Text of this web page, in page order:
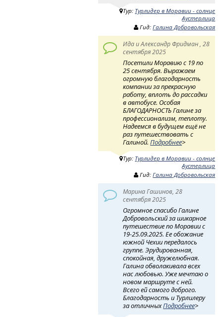
Тур: Турлидер в Моравии - солнце
Аустерлица
Гид:Галина Добровольская
Ида и Александр Фридман , 28
сентября 2025
Посетили Моравию с 19 по
25 сентября. Выражаем
огромную благодарность
компании за прекрасную
работу, вплоть до рассадки
в автобусе. Особая
БЛАГОДАРНОСТЬ Галине за
профессионализм, теплоту.
Надеемся в будущем ещё не
раз путешествовать с
Галиной.Подробнее>
Тур: Турлидер в Моравии - солнце
Аустерлица
Гид:Галина Добровольская
Марина Гашинов, 28
сентября 2025
Огромное спасибо Галине
Добровольский за шикарное
путешествие по Моравии с
19-25.09.2025. Ее обожание
южной Чехии передалось
группе. Эрудированная,
спокойная, дружелюбная.
Галина обволакивала всех
нас любовью. Уже мечтаю о
новом маршруте с ней.
Всего ей самого доброго.
Благодарность и Турлилеру
за отличныхПодробнее>